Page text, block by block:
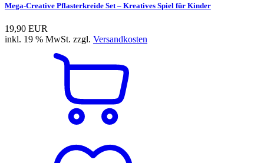
Mega-Creative Pflasterkreide Set – Kreatives Spiel für Kinder
19,90 EUR
inkl. 19 % MwSt. zzgl. Versandkosten